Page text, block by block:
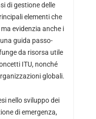
di gestione delle
elementi che
evidenzia anche i
guida passo-
da risorsa utile
ITU, nonché
globali.
nello sviluppo dei
di emergenza,